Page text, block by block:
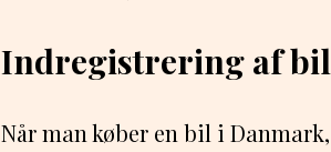
Indregistrering af
Når man køber en bil i